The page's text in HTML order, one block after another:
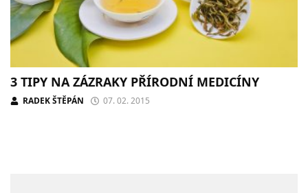
3 TIPY NA ZÁZRAKY PŘÍRODNÍ MEDICÍNY
RADEK ŠTĚPÁN 07. 02. 2015